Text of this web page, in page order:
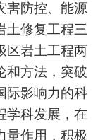
害防控、能源
土修复工程三
区岩土工程两
和方法，突破
际影响力的科
学科发展，在
量作用，积极